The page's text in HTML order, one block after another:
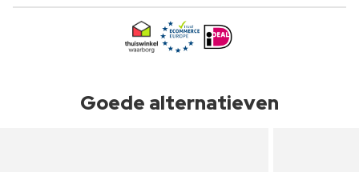
Goede alternatieven